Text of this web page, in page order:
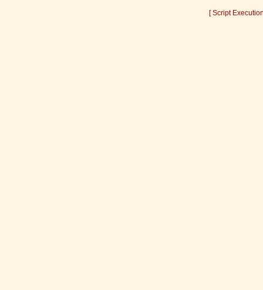
[ Script